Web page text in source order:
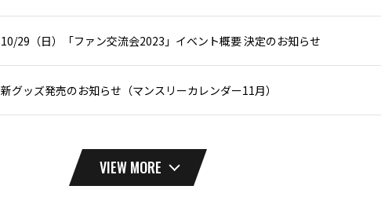
10/29（日）「ファン交流会2023」イベント概要 決定のお知らせ
新グッズ発売のお知らせ（マンスリーカレンダー11月）
VIEW MORE